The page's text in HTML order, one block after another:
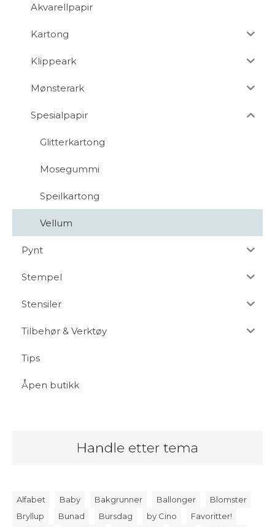
Akvarellpapir
Kartong
Klippeark
Mønsterark
Spesialpapir
Glitterkartong
Mosegummi
Speilkartong
Vellum
Pynt
Stempel
Stensiler
Tilbehør & Verktøy
Tips
Åpen butikk
Alfabet Baby Bakgrunner Ballonger
Blomster
Bryllup
Bunad Bursdag by Cino
Favoritter!